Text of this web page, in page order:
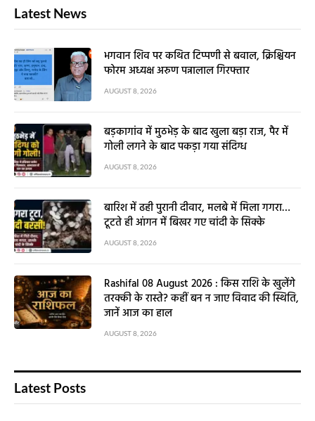
Latest News
भगवान शिव पर कथित टिप्पणी से बवाल, क्रिश्चियन
फोरम अध्यक्ष अरुण पन्नालाल गिरफ्तार
AUGUST 8, 2026
बड़कागांव में मुठभेड़ के बाद खुला बड़ा राज, पैर में
गोली लगने के बाद पकड़ा गया संदिग्ध
AUGUST 8, 2026
बारिश में ढही पुरानी दीवार, मलबे में मिला गगरा…
टूटते ही आंगन में बिखर गए चांदी के सिक्के
AUGUST 8, 2026
Rashifal 08 August 2026 : किस राशि के खुलेंगे
तरक्की के रास्ते? कहीं बन न जाए विवाद की स्थिति,
जानें आज का हाल
AUGUST 8, 2026
Latest Posts